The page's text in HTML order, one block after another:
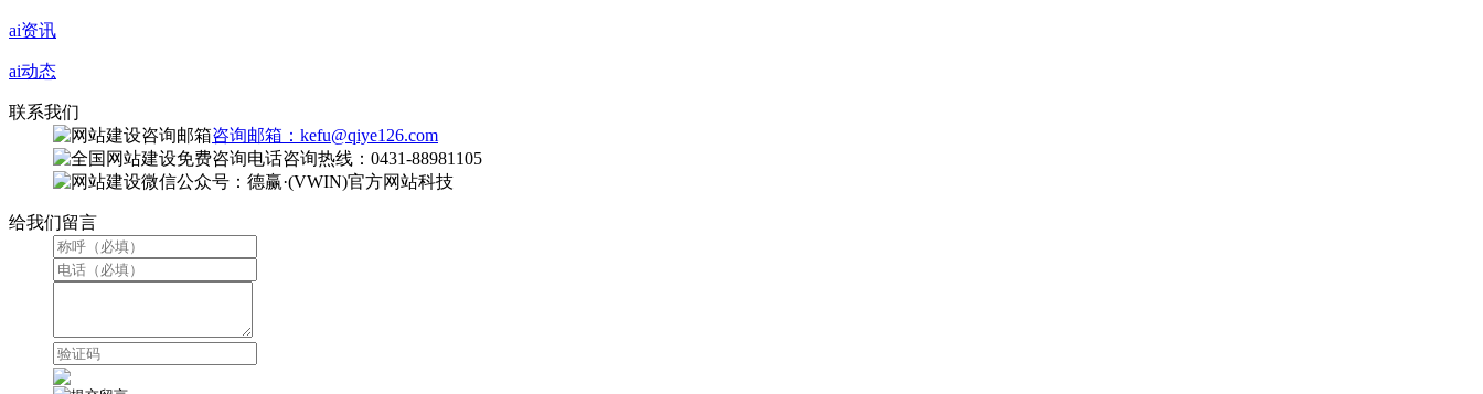
ai资讯
ai动态
联系我们
咨询邮箱：kefu@qiye126.com
咨询热线：0431-88981105
微信公众号：德赢·(VWIN)官方网站科技
给我们留言